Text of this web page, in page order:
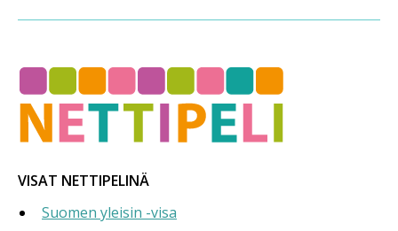
VISAT NETTIPELINÄ
Suomen yleisin -visa